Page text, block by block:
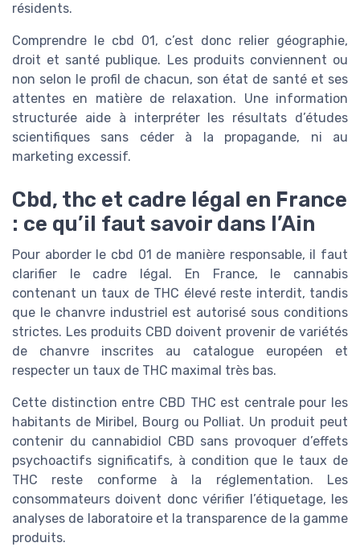
résidents.
Comprendre le cbd 01, c’est donc relier géographie,
droit et santé publique. Les produits conviennent ou
non selon le profil de chacun, son état de santé et ses
attentes en matière de relaxation. Une information
structurée aide à interpréter les résultats d’études
scientifiques sans céder à la propagande, ni au
marketing excessif.
Cbd, thc et cadre légal en France
: ce qu’il faut savoir dans l’Ain
Pour aborder le cbd 01 de manière responsable, il faut
clarifier le cadre légal. En France, le cannabis
contenant un taux de THC élevé reste interdit, tandis
que le chanvre industriel est autorisé sous conditions
strictes. Les produits CBD doivent provenir de variétés
de chanvre inscrites au catalogue européen et
respecter un taux de THC maximal très bas.
Cette distinction entre CBD THC est centrale pour les
habitants de Miribel, Bourg ou Polliat. Un produit peut
contenir du cannabidiol CBD sans provoquer d’effets
psychoactifs significatifs, à condition que le taux de
THC reste conforme à la réglementation. Les
consommateurs doivent donc vérifier l’étiquetage, les
analyses de laboratoire et la transparence de la gamme
produits.